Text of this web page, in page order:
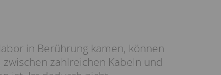
in Berührung kamen, können
zahlreichen Kabeln und